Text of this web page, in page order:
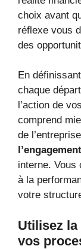
choix avant
réflexe vous
des
En
chaque
l’action de
comprend
de
interne. Vous
à la
votre
Utilisez
vos